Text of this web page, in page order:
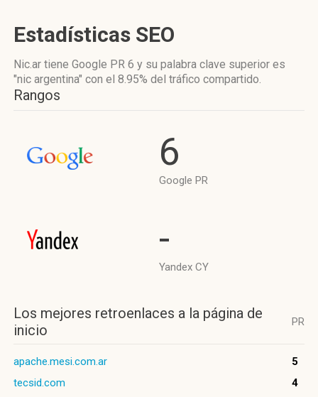
Estadísticas SEO
Nic.ar tiene Google PR 6 y su palabra clave superior es
"nic argentina" con el 8.95% del tráfico compartido.
Rangos
6
Google PR
-
Yandex CY
Los mejores retroenlaces a la página de
inicio
PR
apache.mesi.com.ar
5
tecsid.com
4